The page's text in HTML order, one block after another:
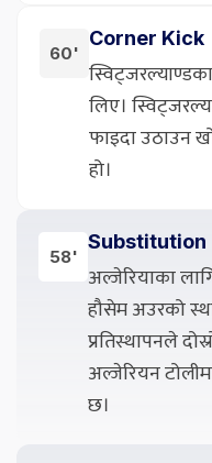
60'
Corner Kick
लिए।
फाइदा उठाउन
हो।
58'
Substitution
अल्जेरियाका
हौसेम अउरको
प्रतिस्थापनले
अल्जेरियन
छ।